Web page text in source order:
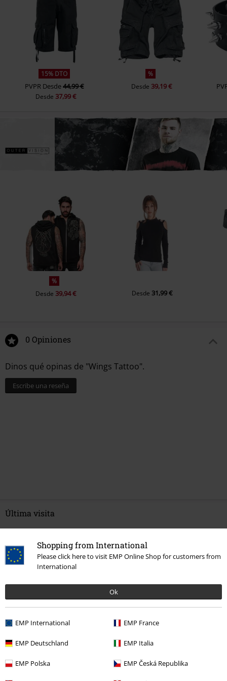
Shopping from International
Please click here to visit EMP Online Shop for customers from
International
Ok
EMP International EMP France
EMP Deutschland EMP Italia
EMP Polska EMP Česká Republika
15% DTO
PVPR Desde44,99 €
Desde 37,99 €
%
Desde39,19 €
%
Desde 39,94 € Desde 31,99 €
0 Opiniones
Dinos qué opinas de "Wings Tattoo".
Escribe una reseña
Última visita
Desde19,99 €
Más categorías. Más opciones